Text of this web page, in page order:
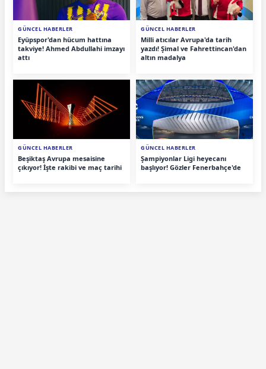
GÜNCEL HABERLER
Eyüpspor'dan hücum hattına
takviye! Ahmed Abdullahi imzayı
attı
GÜNCEL HABERLER
Milli atıcılar Avrupa'da tarih
yazdı! Şimal ve Fahrettincan'dan
altın madalya
GÜNCEL HABERLER
Beşiktaş Avrupa mesaisine
çıkıyor! İşte rakibi ve maç tarihi
GÜNCEL HABERLER
Şampiyonlar Ligi heyecanı
başlıyor! Gözler Fenerbahçe'de